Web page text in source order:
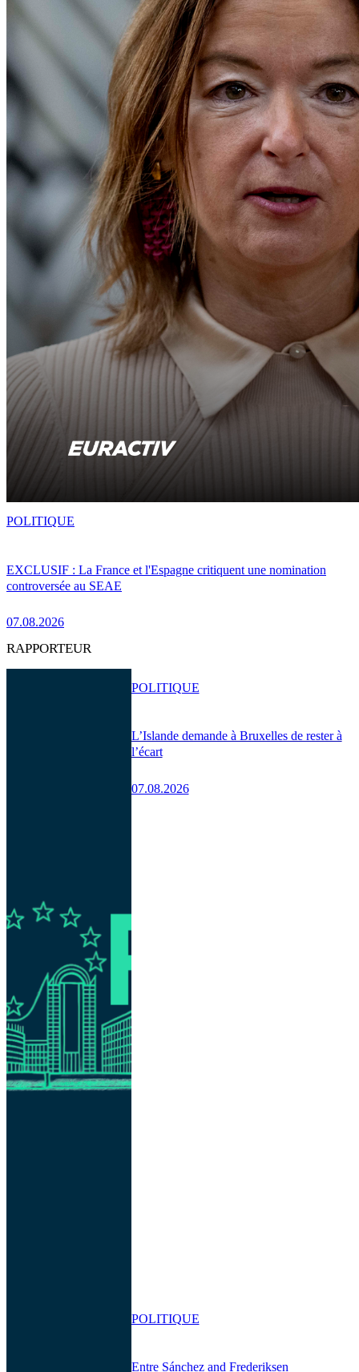
EXCLUSIF : La France et l'Espagne critiquent une nomination
controversée au SEAE
07.08.2026
POLITIQUE
RAPPORTEUR
L’Islande demande à Bruxelles de rester à
l’écart
07.08.2026
POLITIQUE
Entre Sánchez and Frederiksen
POLITIQUE